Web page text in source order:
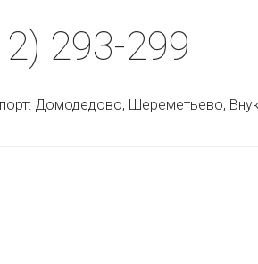
293-299
Домодедово, Шереметьево,